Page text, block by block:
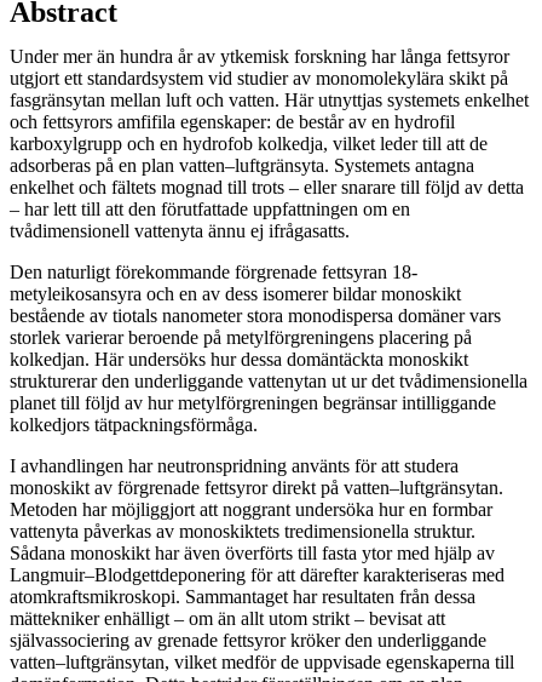
Abstract
Under mer än hundra år av ytkemisk forskning har långa fettsyror
utgjort ett standardsystem vid studier av monomolekylära skikt på
fasgränsytan mellan luft och vatten. Här utnyttjas systemets enkelhet
och fettsyrors amfifila egenskaper: de består av en hydrofil
karboxylgrupp och en hydrofob kolkedja, vilket leder till att de
adsorberas på en plan vatten–luftgränsyta. Systemets antagna
enkelhet och fältets mognad till trots – eller snarare till följd av detta
– har lett till att den förutfattade uppfattningen om en
tvådimensionell vattenyta ännu ej ifrågasatts.
Den naturligt förekommande förgrenade fettsyran 18-
metyleikosansyra och en av dess isomerer bildar monoskikt
bestående av tiotals nanometer stora monodispersa domäner vars
storlek varierar beroende på metylförgreningens placering på
kolkedjan. Här undersöks hur dessa domäntäckta monoskikt
strukturerar den underliggande vattenytan ut ur det tvådimensionella
planet till följd av hur metylförgreningen begränsar intilliggande
kolkedjors tätpackningsförmåga.
I avhandlingen har neutronspridning använts för att studera
monoskikt av förgrenade fettsyror direkt på vatten–luftgränsytan.
Metoden har möjliggjort att noggrant undersöka hur en formbar
vattenyta påverkas av monoskiktets tredimensionella struktur.
Sådana monoskikt har även överförts till fasta ytor med hjälp av
Langmuir–Blodgettdeponering för att därefter karakteriseras med
atomkraftsmikroskopi. Sammantaget har resultaten från dessa
mättekniker enhälligt – om än allt utom strikt – bevisat att
självassociering av grenade fettsyror kröker den underliggande
vatten–luftgränsytan, vilket medför de uppvisade egenskaperna till